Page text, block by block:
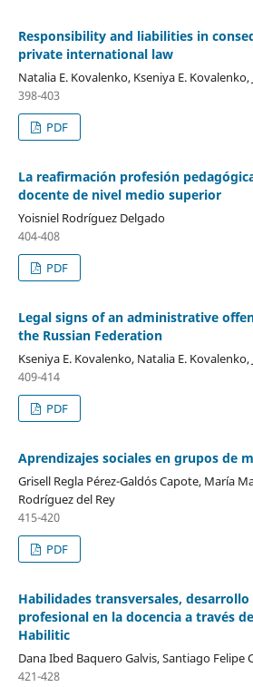
Responsibility and liabilities in
private international law
Natalia E. Kovalenko, Kseniya E.
398-403
PDF
La reafirmación profesión
docente de nivel medio superior
Yoisniel Rodríguez Delgado
404-408
PDF
Legal signs of an administrative
the Russian Federation
Kseniya E. Kovalenko, Natalia E.
409-414
PDF
Aprendizajes sociales en grupos de
Grisell Regla Pérez-Galdós Capote, María
Rodríguez del Rey
415-420
PDF
Habilidades transversales,
profesional en la docencia a través
Habilitic
Dana Ibed Baquero Galvis, Santiago Felipe
421-428